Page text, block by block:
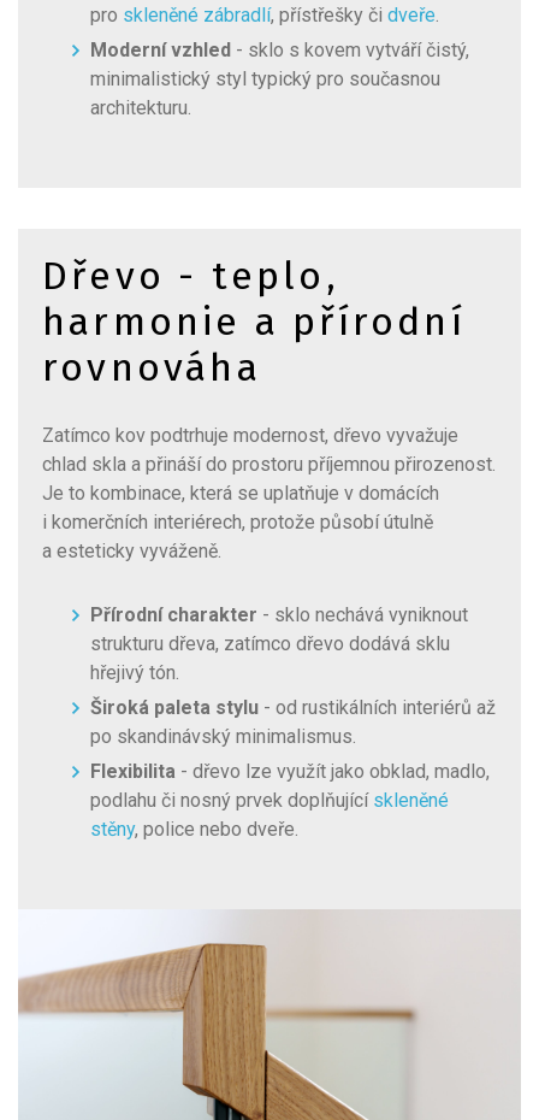
pro skleněné zábradlí, přístřešky či dveře.
Moderní vzhled - sklo s kovem vytváří čistý,
minimalistický styl typický pro současnou
architekturu.
Dřevo - teplo,
harmonie a přírodní
rovnováha
Zatímco kov podtrhuje modernost, dřevo vyvažuje
chlad skla a přináší do prostoru příjemnou přirozenost.
Je to kombinace, která se uplatňuje v domácích
i komerčních interiérech, protože působí útulně
a esteticky vyváženě.
Přírodní charakter - sklo nechává vyniknout
strukturu dřeva, zatímco dřevo dodává sklu
hřejivý tón.
Široká paleta stylu - od rustikálních interiérů až
po skandinávský minimalismus.
Flexibilita - dřevo lze využít jako obklad, madlo,
podlahu či nosný prvek doplňující skleněné
stěny, police nebo dveře.